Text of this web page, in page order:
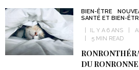
BIEN-ÊTRE
SANTÉ ET BIEN-
IL Y A 6 ANS
5 MIN READ
DU